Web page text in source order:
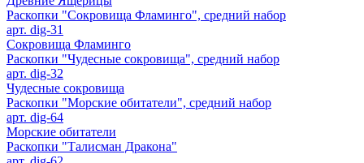
Раскопки "Сокровища Фламинго", средний набор
арт. dig-31
Сокровища Фламинго
Раскопки "Чудесные сокровища", средний набор
арт. dig-32
Чудесные сокровища
Раскопки "Морские обитатели", средний набор
арт. dig-64
Морские обитатели
Раскопки "Талисман Дракона"